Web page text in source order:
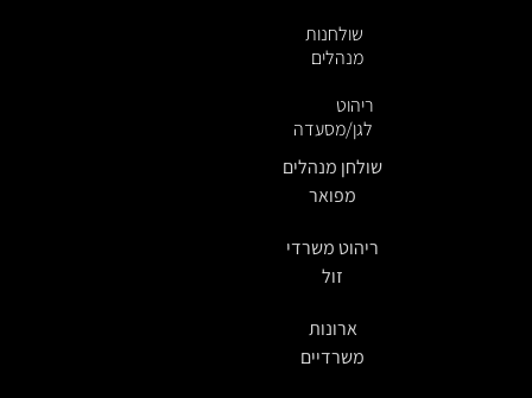
שולחנות
מנהלים
ריהוט
לגן/מסעדה
שולחן מנהלים
מפואר
ריהוט משרדי
זול
ארונות
משרדיים